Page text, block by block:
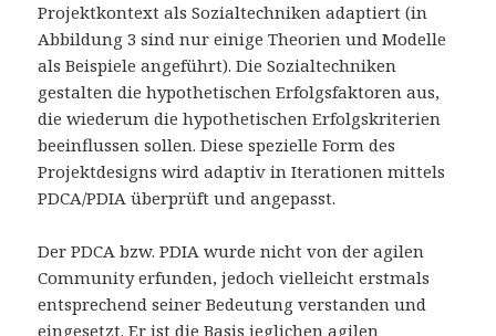
Projektkontext als Sozialtechniken adaptiert (in
Abbildung 3 sind nur einige Theorien und Modelle
als Beispiele angeführt). Die Sozialtechniken
gestalten die hypothetischen Erfolgsfaktoren aus,
die wiederum die hypothetischen Erfolgskriterien
beeinflussen sollen. Diese spezielle Form des
Projektdesigns wird adaptiv in Iterationen mittels
PDCA/PDIA überprüft und angepasst.
Der PDCA bzw. PDIA wurde nicht von der agilen
Community erfunden, jedoch vielleicht erstmals
entsprechend seiner Bedeutung verstanden und
eingesetzt. Er ist die Basis jeglichen agilen